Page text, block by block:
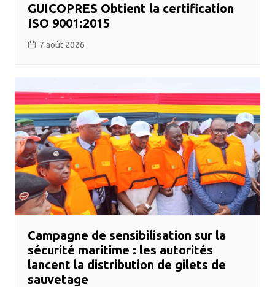
GUICOPRES Obtient la certification
ISO 9001:2015
7 août 2026
Campagne de sensibilisation sur la
sécurité maritime : les autorités
lancent la distribution de gilets de
sauvetage